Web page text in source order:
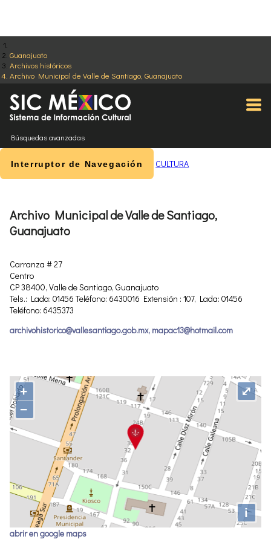
Guanajuato
Archivos históricos
Archivo Municipal de Valle de Santiago, Guanajuato
Búsquedas avanzadas
Interruptor de Navegación CULTURA
Archivo Municipal de Valle de Santiago,
Guanajuato
Carranza # 27
Centro
CP 38400, Valle de Santiago, Guanajuato
Tels.: Lada: 01456 Teléfono: 6430016 Extensión : 107, Lada: 01456
Teléfono: 6435373
archivohistorico@vallesantiago.gob.mx, mapac13@hotmail.com
+
−
i
⤢
abrir en google maps